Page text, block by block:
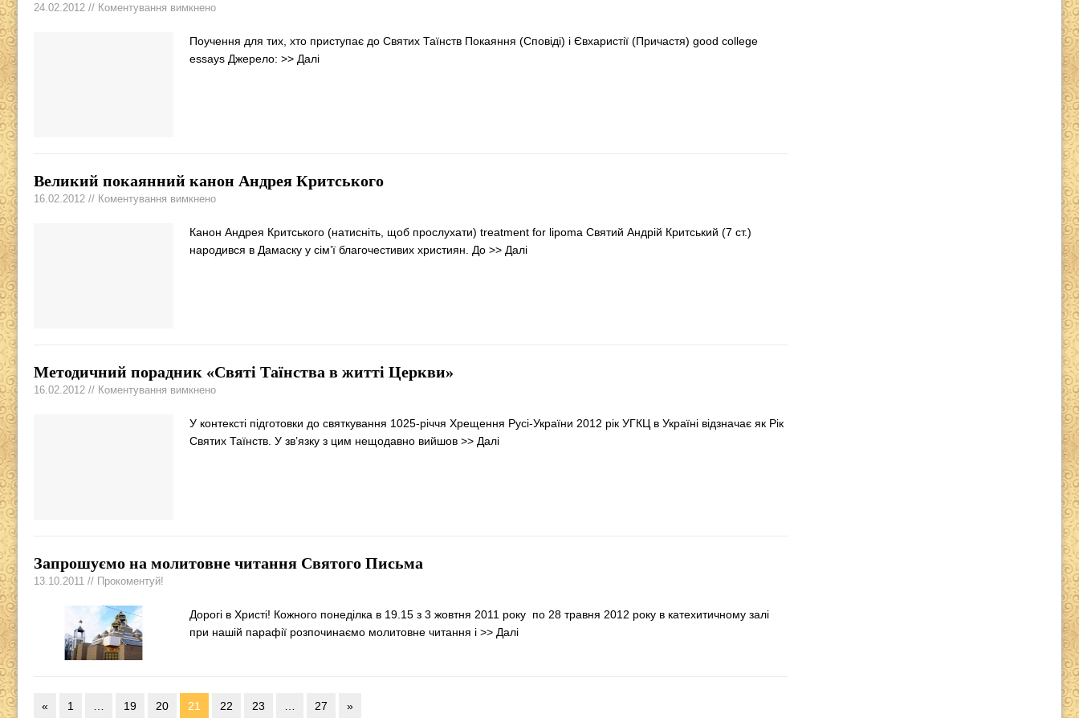
24.02.2012 // Коментування вимкнено
Поучення для тих, хто приступає до Святих Таїнств Покаяння (Сповіді) і Євхаристії (Причастя) good college
essays Джерело: >> Далі
Великий покаянний канон Андрея Критського
16.02.2012 // Коментування вимкнено
Канон Андрея Критського (натисніть, щоб прослухати) treatment for lipoma Святий Андрій Критський (7 ст.)
народився в Дамаску у сім’ї благочестивих християн. До >> Далі
Методичний порадник «Святі Таїнства в житті Церкви»
16.02.2012 // Коментування вимкнено
У контексті підготовки до святкування 1025-річчя Хрещення Русі-України 2012 рік УГКЦ в Україні відзначає як Рік
Святих Таїнств. У зв’язку з цим нещодавно вийшов >> Далі
Запрошуємо на молитовне читання Святого Письма
13.10.2011 // Прокоментуй!
Дорогі в Христі! Кожного понеділка в 19.15 з 3 жовтня 2011 року по 28 травня 2012 року в катехитичному залі
при нашій парафії розпочинаємо молитовне читання і >> Далі
« 1 19 20 21 22 23 27 »